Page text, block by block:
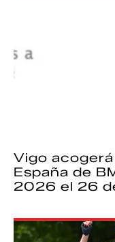
Vigo
España de
2026 el 26